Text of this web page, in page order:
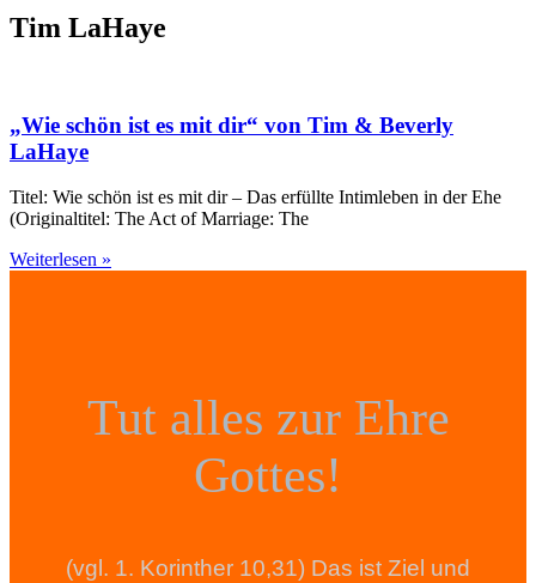
Tim LaHaye
„Wie schön ist es mit dir“ von Tim & Beverly
LaHaye
Titel: Wie schön ist es mit dir – Das erfüllte Intimleben in der Ehe
(Originaltitel: The Act of Marriage: The
Weiterlesen »
Tut alles zur Ehre
Gottes!
(vgl. 1. Korinther 10,31) Das ist Ziel und